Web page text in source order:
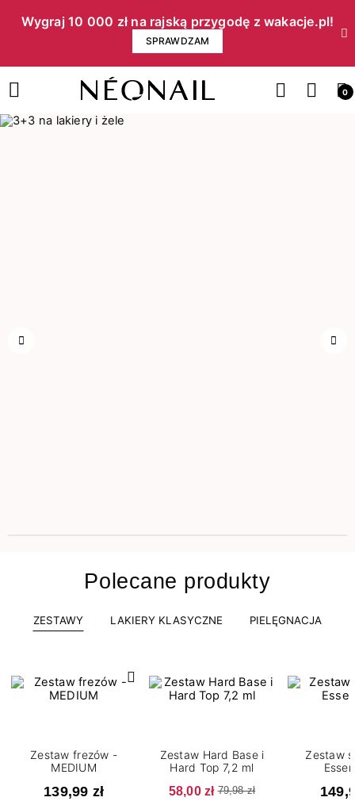
Wygraj 10 000 zł na rajską przygodę z wakacje.pl!​
SPRAWDZAM
0
Polecane produkty
ZESTAWY LAKIERY KLASYCZNE PIELĘGNACJA
Zestaw frezów -
MEDIUM
139,99 zł
Zestaw Hard Base i
Hard Top 7,2 ml
58,00 zł 79,98 zł
Zestaw